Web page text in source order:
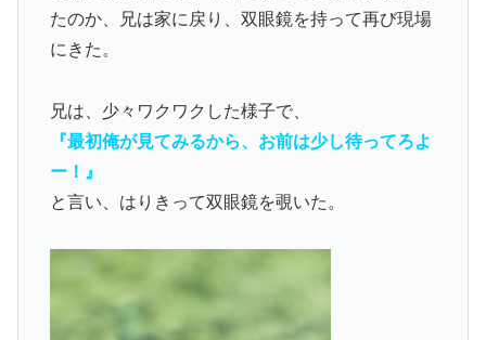
たのか、兄は家に戻り、双眼鏡を持って再び現場
にきた。
兄は、少々ワクワクした様子で、
『最初俺が見てみるから、お前は少し待ってろよ
ー！』
と言い、はりきって双眼鏡を覗いた。